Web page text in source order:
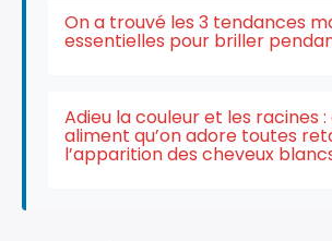
On a trouvé les 3 tendances
essentielles pour briller
Adieu la couleur et les racines
aliment qu’on adore toutes
l’apparition des cheveux